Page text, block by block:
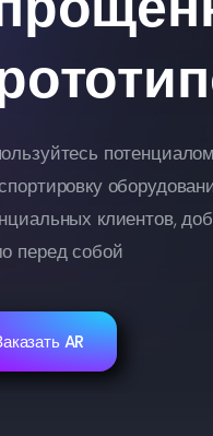
клиентов,
перед собой
AR